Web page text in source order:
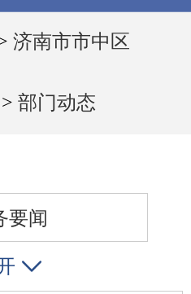
济南市市中区
> 部门动态
要闻
新闻